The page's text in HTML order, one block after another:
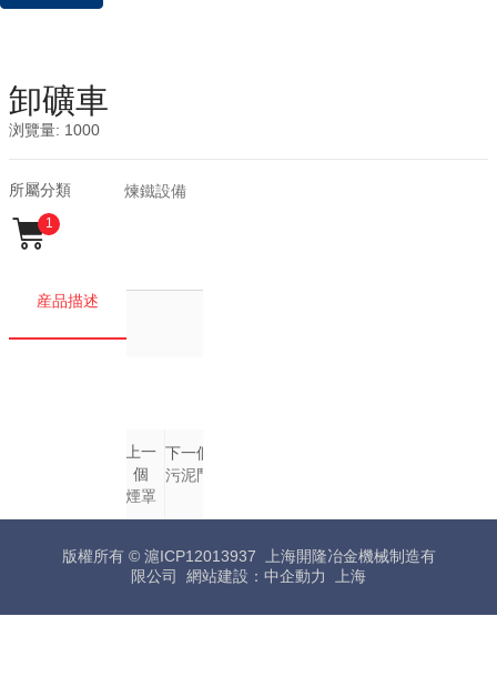
卸礦車
浏覽量: 1000
所屬分類 煉鐵設備
1
産品描述
上一
個
煙罩
下一個
污泥鬥
版權所有 © 滬ICP12013937 上海開隆冶金機械制造有
限公司 網站建設： 中企動力 上海